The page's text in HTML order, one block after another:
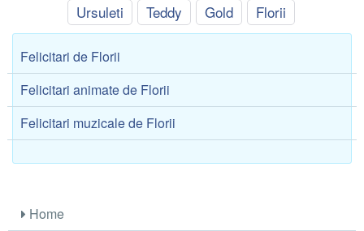
Ursuleti
Teddy Gold Florii
Felicitari de Florii
Felicitari animate de Florii
Felicitari muzicale de Florii
Home